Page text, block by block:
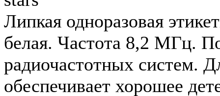
Липкая одноразовая
белая. Частота 8,2 МГц.
радиочастотных
обеспечивает хорошее